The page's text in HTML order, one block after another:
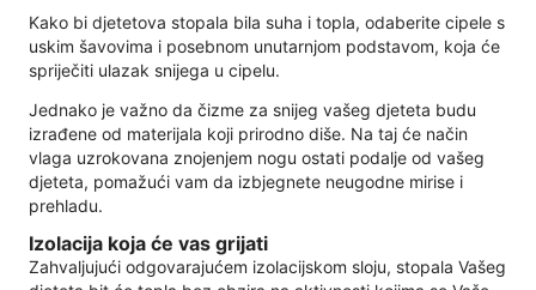
Kako bi djetetova stopala bila suha i topla, odaberite cipele s
uskim šavovima i posebnom unutarnjom podstavom, koja će
spriječiti ulazak snijega u cipelu.
Jednako je važno da čizme za snijeg vašeg djeteta budu
izrađene od materijala koji prirodno diše. Na taj će način
vlaga uzrokovana znojenjem nogu ostati podalje od vašeg
djeteta, pomažući vam da izbjegnete neugodne mirise i
prehladu.
Izolacija koja će vas grijati
Zahvaljujući odgovarajućem izolacijskom sloju, stopala Vašeg